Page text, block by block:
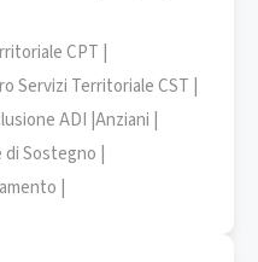
CPT |
Servizi Territoriale CST |
ADI | Anziani |
Sostegno |
|